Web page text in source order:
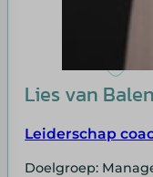
Lies van Balen
Leiderschap
Doelgroep: